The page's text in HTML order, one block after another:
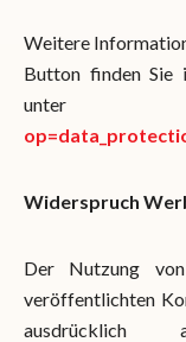
Weitere
Button finden Sie
Widerspruch
Der Nutzung
veröffentlichten
ausdrücklich